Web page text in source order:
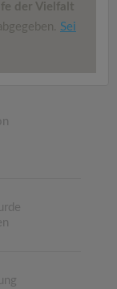
der Vielfalt
Sei